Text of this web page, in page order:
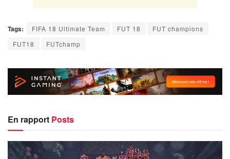
Tags: FIFA 18 Ultimate Team FUT 18
FUT champions
FUT18
FUTchamp
En rapport Posts